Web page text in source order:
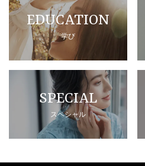
EDUCATION
学び
SPECIAL
スペシャル